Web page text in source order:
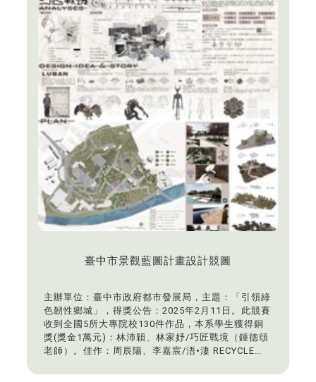
臺中市景觀藍圖計畫設計競圖
主辦單位：臺中市政府都市發展局，主題：「引領綠
色韌性鄉城」，得獎公告：2025年2月11日。此競賽
收到全國5所大專院校130件作品，本系學生獲得銅
獎(獎金1萬元)：林沛穎、林家妤/巧匠戰境（鍾德頌
老師）。佳作：周辰陽、李嘉宸/浯•淒 RECYCLE